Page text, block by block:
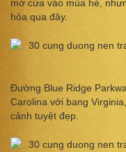
mở cửa vào mùa hè,
hỏa qua đây.
Đường Blue Ridge
Carolina với bang
cảnh tuyệt đẹp.